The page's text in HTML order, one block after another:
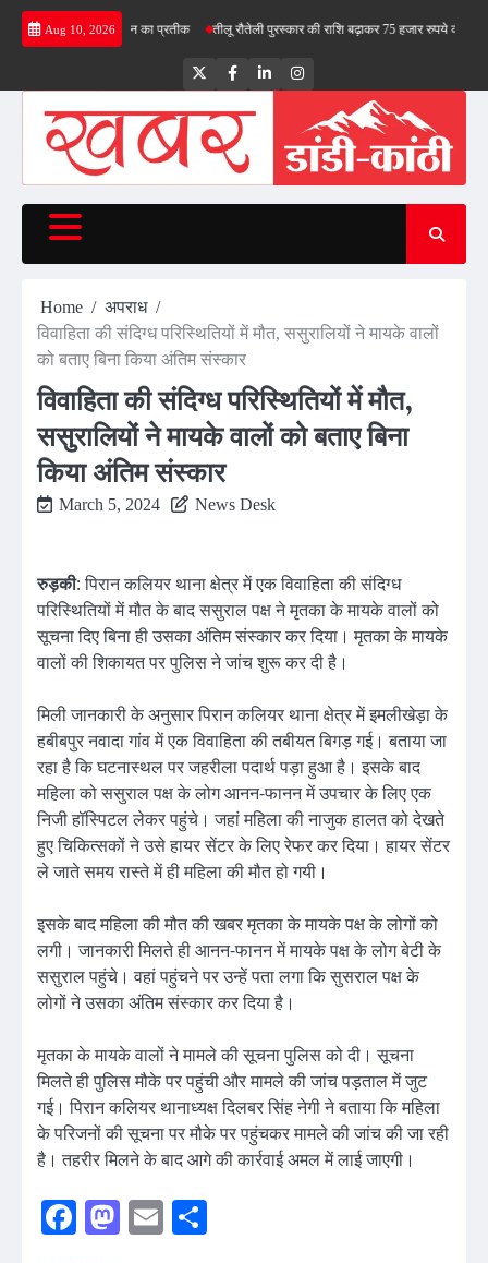
Skip
Aug 10, 2026
देश के स्वाभिमान का प्रतीक तीलू रौतेली पुरस्कार की राशि बढ़ाकर 75 हजार रुपये की भाजपा में
TwitterFacebookLinkedInInstagram
Home
अपराध
विवाहिता की संदिग्ध परिस्थितियों में मौत, ससुरालियों ने मायके वालों
को बताए बिना किया अंतिम संस्कार
विवाहिता की संदिग्ध परिस्थितियों में मौत,
ससुरालियों ने मायके वालों को बताए बिना
किया अंतिम संस्कार
March 5, 2024 News Desk
रुड़की: पिरान कलियर थाना क्षेत्र में एक विवाहिता की संदिग्ध
परिस्थितियों में मौत के बाद ससुराल पक्ष ने मृतका के मायके वालों को
सूचना दिए बिना ही उसका अंतिम संस्कार कर दिया। मृतका के मायके
वालों की शिकायत पर पुलिस ने जांच शुरू कर दी है।
मिली जानकारी के अनुसार पिरान कलियर थाना क्षेत्र में इमलीखेड़ा के
हबीबपुर नवादा गांव में एक विवाहिता की तबीयत बिगड़ गई। बताया जा
रहा है कि घटनास्थल पर जहरीला पदार्थ पड़ा हुआ है। इसके बाद
महिला को ससुराल पक्ष के लोग आनन-फानन में उपचार के लिए एक
निजी हॉस्पिटल लेकर पहुंचे। जहां महिला की नाजुक हालत को देखते
हुए चिकित्सकों ने उसे हायर सेंटर के लिए रेफर कर दिया। हायर सेंटर
ले जाते समय रास्ते में ही महिला की मौत हो गयी।
इसके बाद महिला की मौत की खबर मृतका के मायके पक्ष के लोगों को
लगी। जानकारी मिलते ही आनन-फानन में मायके पक्ष के लोग बेटी के
ससुराल पहुंचे। वहां पहुंचने पर उन्हें पता लगा कि सुसराल पक्ष के
लोगों ने उसका अंतिम संस्कार कर दिया है।
मृतका के मायके वालों ने मामले की सूचना पुलिस को दी। सूचना
मिलते ही पुलिस मौके पर पहुंची और मामले की जांच पड़ताल में जुट
गई। पिरान कलियर थानाध्यक्ष दिलबर सिंह नेगी ने बताया कि महिला
के परिजनों की सूचना पर मौके पर पहुंचकर मामले की जांच की जा रही
है। तहरीर मिलने के बाद आगे की कार्रवाई अमल में लाई जाएगी।
Facebook
Mastodon
Email